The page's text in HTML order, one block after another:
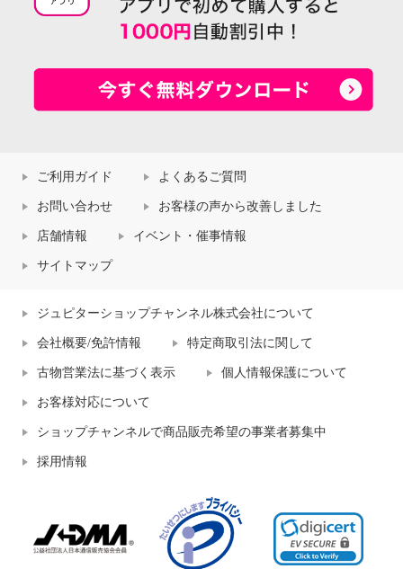
ご利用ガイド よくあるご質問
お問い合わせ お客様の声から改善しました
店舗情報 イベント・催事情報
サイトマップ
ジュピターショップチャンネル株式会社について
会社概要/免許情報 特定商取引法に関して
古物営業法に基づく表示 個人情報保護について
お客様対応について
ショップチャンネルで商品販売希望の事業者募集中
採用情報